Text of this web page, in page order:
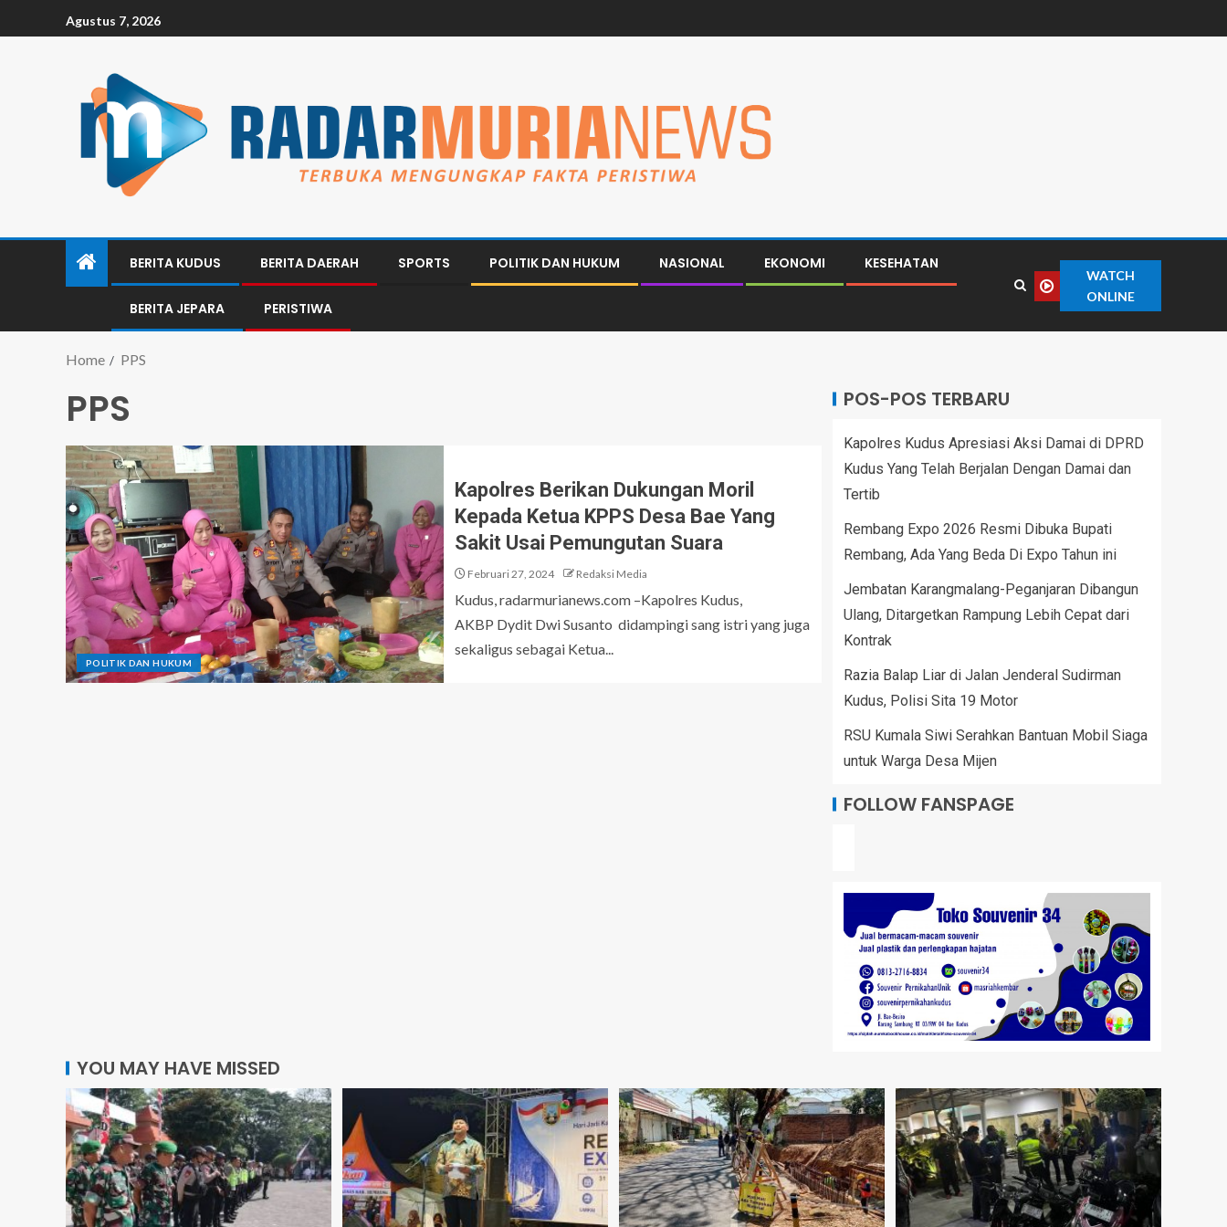
Agustus 7, 2026
BERITA KUDUS BERITA DAERAH SPORTS POLITIK DAN HUKUM NASIONAL EKONOMI KESEHATAN
BERITA JEPARA PERISTIWA
WATCH
ONLINE
Home PPS
PPS
POLITIK DAN HUKUM
Kapolres Berikan Dukungan Moril
Kepada Ketua KPPS Desa Bae Yang
Sakit Usai Pemungutan Suara
Februari 27, 2024 Redaksi Media
Kudus, radarmurianews.com –Kapolres Kudus,
AKBP Dydit Dwi Susanto didampingi sang istri yang juga
sekaligus sebagai Ketua...
POS-POS TERBARU
Kapolres Kudus Apresiasi Aksi Damai di DPRD
Kudus Yang Telah Berjalan Dengan Damai dan
Tertib
Rembang Expo 2026 Resmi Dibuka Bupati
Rembang, Ada Yang Beda Di Expo Tahun ini
Jembatan Karangmalang-Peganjaran Dibangun
Ulang, Ditargetkan Rampung Lebih Cepat dari
Kontrak
Razia Balap Liar di Jalan Jenderal Sudirman
Kudus, Polisi Sita 19 Motor
RSU Kumala Siwi Serahkan Bantuan Mobil Siaga
untuk Warga Desa Mijen
FOLLOW FANSPAGE
YOU MAY HAVE MISSED